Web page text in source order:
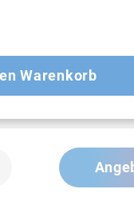
Warenkorb